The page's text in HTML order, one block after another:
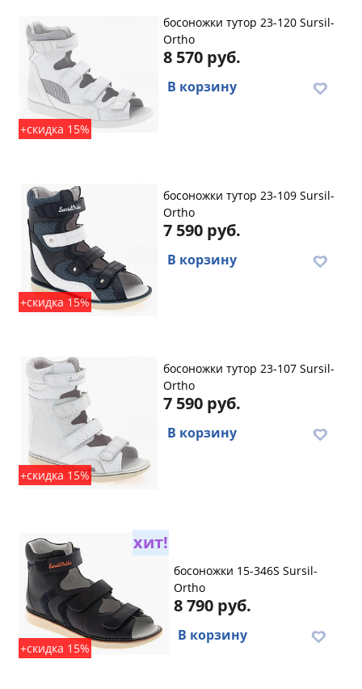
+скидка 15%
босоножки тутор 23-120 Sursil-
Ortho
8 570 руб.
В корзину
+скидка 15%
босоножки тутор 23-109 Sursil-
Ortho
7 590 руб.
В корзину
+скидка 15%
босоножки тутор 23-107 Sursil-
Ortho
7 590 руб.
В корзину
хит!
+скидка 15%
босоножки 15-346S Sursil-
Ortho
8 790 руб.
В корзину